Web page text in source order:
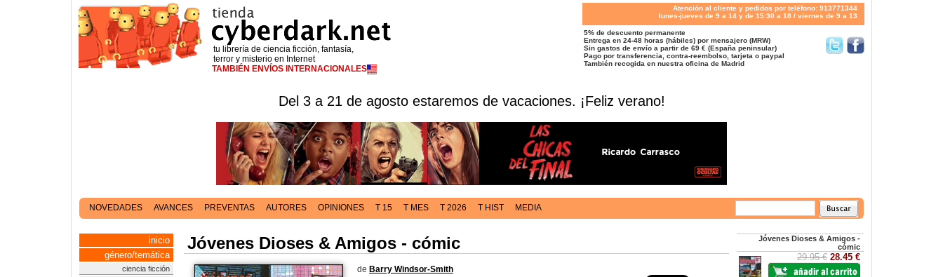
tu librería de ciencia ficción, fantasía,
terror y misterio en Internet
TAMBIÉN ENVÍOS INTERNACIONALES
Atención al cliente y pedidos por teléfono: 913771344
lunes-jueves de 9 a 14 y de 15:30 a 18 / viernes de 9 a 13
5% de descuento permanente
Entrega en 24-48 horas (hábiles) por mensajero (MRW)
Sin gastos de envío a partir de 69 € (España peninsular)
Pago por transferencia, contra-reembolso, tarjeta o paypal
También recogida en nuestra oficina de Madrid
Del 3 a 21 de agosto estaremos de vacaciones. ¡Feliz verano!
NOVEDADES AVANCES PREVENTAS AUTORES OPINIONES T 15 T MES T 2026 T HIST MEDIA
inicio
género/temática
ciencia ficción
Jóvenes Dioses & Amigos - cómic
de Barry Windsor-Smith
Jóvenes Dioses & Amigos -
cómic
29.95 € 28.45 €